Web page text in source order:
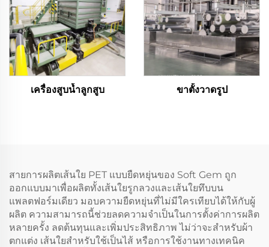
เครื่องสูบน้ำลูกสูบ ขาตั้งวาดรูป
สายการผลิตเส้นใย PET แบบยืดหยุ่นของ Soft Gem ถูก
ออกแบบมาเพื่อผลิตทั้งเส้นใยรูกลวงและเส้นใยทึบบน
แพลตฟอร์มเดียว มอบความยืดหยุ่นที่ไม่มีใครเทียบได้ให้กับผู้
ผลิต ความสามารถนี้ช่วยลดความจำเป็นในการตั้งค่าการผลิต
หลายครั้ง ลดต้นทุนและเพิ่มประสิทธิภาพ ไม่ว่าจะสำหรับผ้า
ตกแต่ง เส้นใยสำหรับใช้เป็นไส้ หรือการใช้งานทางเทคนิค